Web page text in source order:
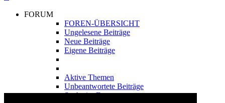
FORUM
FOREN-ÜBERSICHT
Ungelesene Beiträge
Neue Beiträge
Eigene Beiträge
Aktive Themen
Unbeantwortete Beiträge
Suche im Forum